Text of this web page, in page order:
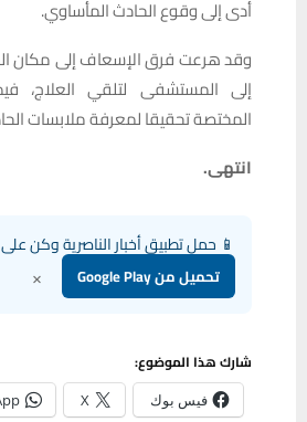
أدى إلى وقوع الحادث المأساوي.
وقد هرعت فرق الإسعاف إلى مكان
إلى المستشفى لتلقي العلاج،
المختصة تحقيقا لمعرفة ملابسات
انتهى.
📱 حمل تطبيق أخبار الناصرية وكن
تحميل من Google Play ×
شارك هذا الموضوع:
فيس بوك X